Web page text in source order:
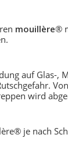
mouillère®
auf Glas-,
wird
je nach